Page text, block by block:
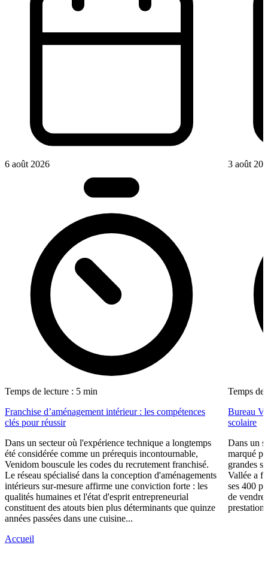
6 août 2026
Temps de lecture : 5 min
Franchise d’aménagement intérieur : les compétences
clés pour réussir
Dans un secteur où l'expérience technique a longtemps
été considérée comme un prérequis incontournable,
Venidom bouscule les codes du recrutement franchisé.
Le réseau spécialisé dans la conception d'aménagements
intérieurs sur-mesure affirme une conviction forte : les
qualités humaines et l'état d'esprit entrepreneurial
constituent des atouts bien plus déterminants que quinze
années passées dans une cuisine...
3 août
Temps de
Bureau
scolaire
Dans un
marqué
grandes
Vallée a
ses 400
de vendre
Accueil